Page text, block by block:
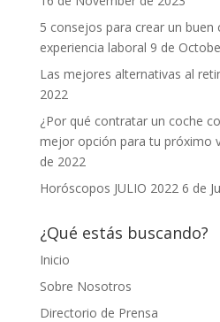
5 consejos para crear un buen
experiencia laboral 9 de
Las mejores alternativas al
2022
¿Por qué contratar un coche
mejor opción para tu próximo
de 2022
Horóscopos JULIO 2022 6 de
¿Qué estás buscando?
Inicio
Sobre Nosotros
Directorio de Prensa